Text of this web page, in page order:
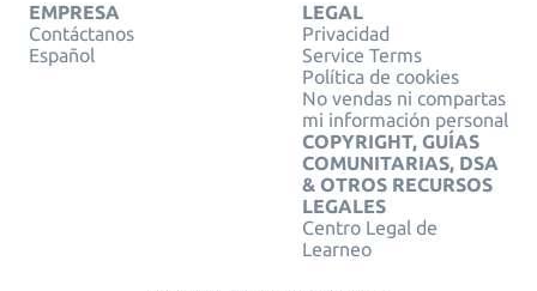
EMPRESA
Contáctanos
Español
LEGAL
Privacidad
Service Terms
Política de cookies
No vendas ni compartas
mi información personal
COPYRIGHT, GUÍAS
COMUNITARIAS, DSA
& OTROS RECURSOS
LEGALES
Centro Legal de
Learneo